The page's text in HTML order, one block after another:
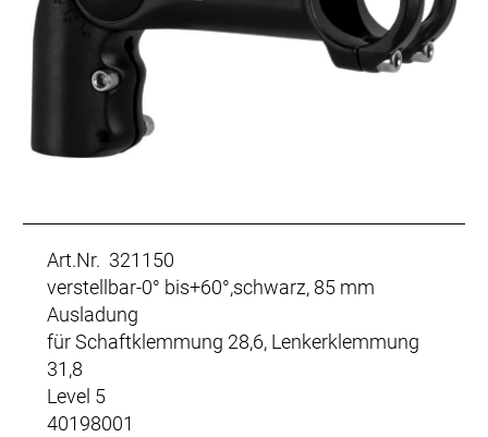
Art.Nr. 321150
verstellbar-0° bis+60°,schwarz, 85 mm
Ausladung
für Schaftklemmung 28,6, Lenkerklemmung
31,8
Level 5
40198001